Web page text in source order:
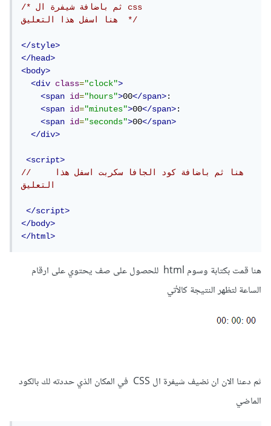
/* ثم باضافة شيفرة ال css
هنا اسفل هذا التعليق  */
</style>
</head>
<body>
<div
class="clock">
<span
id="hours">00</span>:
<span
id="minutes">00</span>:
<span
id="seconds">00</span>
</div>
<script>
//    هنا ثم باضافة كود الجافا سكربت اسفل هذا
</script>
</body>
</html>
هنا قمت بكتابة وسوم html للحصول على صف يحتوي على ارقام
الساعة لتظهر النتيجة كالأتي
ثم دعنا الان ان نضيف شيفرة ال CSS في المكان الذي حددته لك بالكود
الماضي